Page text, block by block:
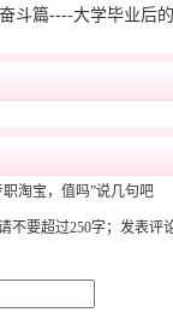
奋斗篇----大学毕业后的
淘宝，值吗”说几句吧
不要超过250字；发表评